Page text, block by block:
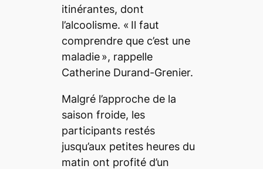
itinérantes, dont
l’alcoolisme. « Il faut
comprendre que c’est une
maladie », rappelle
Catherine Durand-Grenier.
Malgré l’approche de la
saison froide, les
participants restés
jusqu’aux petites heures du
matin ont profité d’un